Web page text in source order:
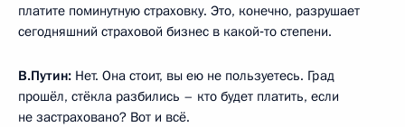
платите поминутную страховку. Это, конечно, разрушает
сегодняшний страховой бизнес в какой‑то степени.
В.Путин: Нет. Она стоит, вы ею не пользуетесь. Град
прошёл, стёкла разбились – кто будет платить, если
не застраховано? Вот и всё.